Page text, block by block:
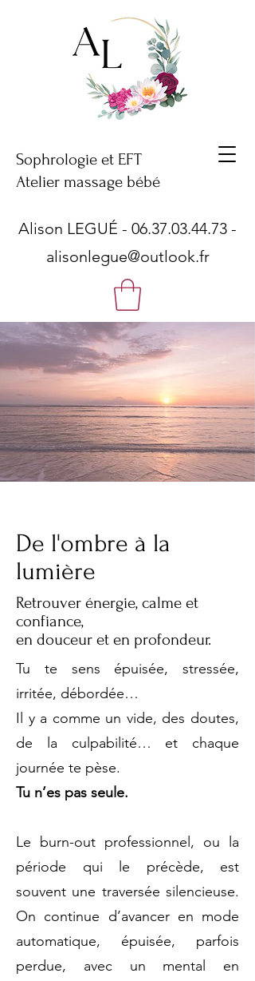
Sophrologie et EFT
Atelier massage bébé
Alison LEGUÉ - 06.37.03.44.73 -
alisonlegue@outlook.fr
De l'ombre à la
lumière
Retrouver énergie, calme et
confiance,
en douceur et en profondeur.
Tu te sens épuisée, stressée,
irritée, débordée…
Il y a comme un vide, des doutes,
de la culpabilité… et chaque
journée te pèse.
Tu n’es pas seule.
Le burn-out professionnel, ou la
période qui le précède, est
souvent une traversée silencieuse.
On continue d’avancer en mode
automatique, épuisée, parfois
perdue, avec un mental en